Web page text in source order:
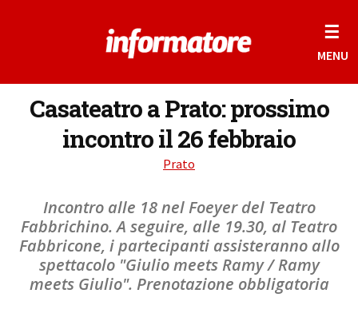
☰
MENU
Casateatro a Prato: prossimo
incontro il 26 febbraio
Prato
Incontro alle 18 nel Foeyer del Teatro
Fabbrichino. A seguire, alle 19.30, al Teatro
Fabbricone, i partecipanti assisteranno allo
spettacolo "Giulio meets Ramy / Ramy
meets Giulio". Prenotazione obbligatoria